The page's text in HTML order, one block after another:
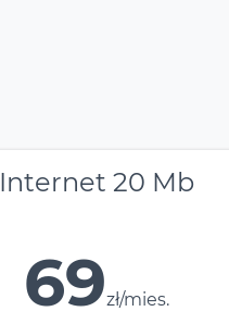
Internet 20 Mb
69zł/mies.